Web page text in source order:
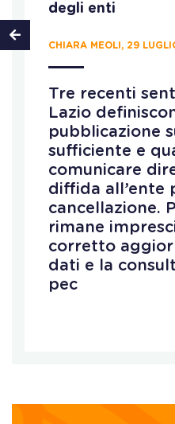
degli enti
CHIARA MEOLI, 29
Tre recenti
Lazio
pubblicazione
sufficiente e
comunicare
diffida all’ente
cancellazione.
rimane
corretto
dati e la
pec